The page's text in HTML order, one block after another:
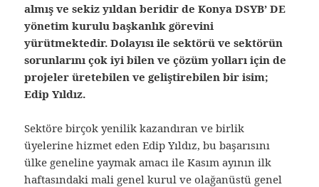
almış ve sekiz yıldan beridir de Konya DSYB’ DE
yönetim kurulu başkanlık görevini
yürütmektedir. Dolayısı ile sektörü ve sektörün
sorunlarını çok iyi bilen ve çözüm yolları için de
projeler üretebilen ve geliştirebilen bir isim;
Edip Yıldız.
Sektöre birçok yenilik kazandıran ve birlik
üyelerine hizmet eden Edip Yıldız, bu başarısını
ülke geneline yaymak amacı ile Kasım ayının ilk
haftasındaki mali genel kurul ve olağanüstü genel